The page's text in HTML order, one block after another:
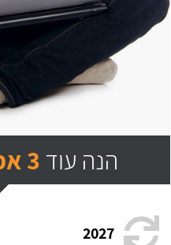
הנה עוד 3 אפיונים חשובים
2027